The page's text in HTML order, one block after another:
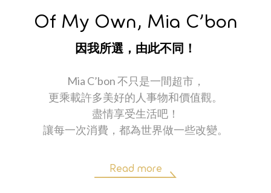
Of My Own, Mia C’bon
因我所選，由此不同！
Mia C’bon 不只是一間超市，
更乘載許多美好的人事物和價值觀。
盡情享受生活吧！
讓每一次消費，都為世界做一些改變。
Read more